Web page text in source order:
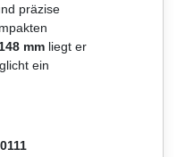
präzise
mm liegt er
ein